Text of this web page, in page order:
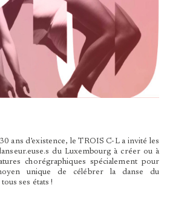
ans d’existence, le TROIS C-L a invité les
du Luxembourg à créer ou à
chorégraphiques spécialement pour
unique de célébrer la danse du
ses états !